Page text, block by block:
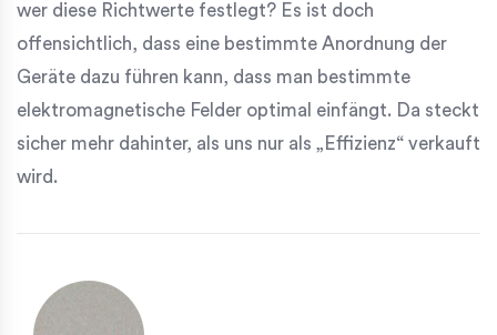
wer diese Richtwerte festlegt? Es ist doch
offensichtlich, dass eine bestimmte Anordnung der
Geräte dazu führen kann, dass man bestimmte
elektromagnetische Felder optimal einfängt. Da steckt
sicher mehr dahinter, als uns nur als „Effizienz“ verkauft
wird.